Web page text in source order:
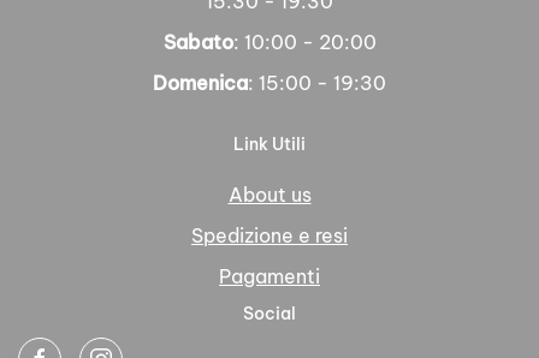
Sabato: 10:00 - 20:00
Domenica: 15:00 - 19:30
Link Utili
About us
Spedizione e resi
Pagamenti
Social